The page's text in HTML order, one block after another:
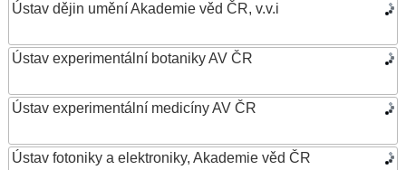
Ústav dějin umění Akademie věd ČR, v.v.i
Ústav experimentální botaniky AV ČR
Ústav experimentální medicíny AV ČR
Ústav fotoniky a elektroniky, Akademie věd ČR